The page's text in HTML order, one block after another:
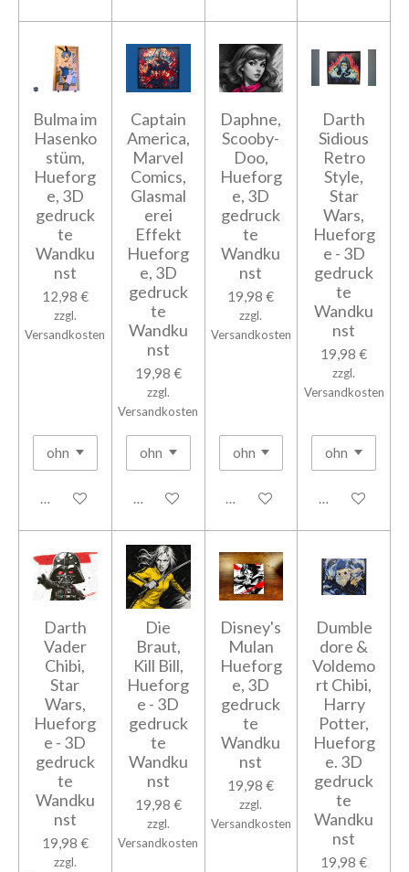
Bulma im
Hasenko
stüm,
Hueforg
e, 3D
gedruck
te
Wandku
nst
12,98 €
zzgl.
Versandkosten
In den Warenkorb
Captain
America,
Marvel
Comics,
Glasmal
erei
Effekt
Hueforg
e, 3D
gedruck
te
Wandku
nst
19,98 €
zzgl.
Versandkosten
In den Warenkorb
Daphne,
Scooby-
Doo,
Hueforg
e, 3D
gedruck
te
Wandku
nst
19,98 €
zzgl.
Versandkosten
In den Warenkorb
Darth
Sidious
Retro
Style,
Star
Wars,
Hueforg
e - 3D
gedruck
te
Wandku
nst
19,98 €
zzgl.
Versandkosten
In den
Darth
Vader
Chibi,
Star
Wars,
Hueforg
e - 3D
gedruck
te
Wandku
nst
19,98 €
zzgl.
Die
Braut,
Kill Bill,
Hueforg
e - 3D
gedruck
te
Wandku
nst
19,98 €
zzgl.
Versandkosten
Disney's
Mulan
Hueforg
e, 3D
gedruck
te
Wandku
nst
19,98 €
zzgl.
Versandkosten
Dumble
dore &
Voldemo
rt Chibi,
Harry
Potter,
Hueforg
e. 3D
gedruck
te
Wandku
nst
19,98 €